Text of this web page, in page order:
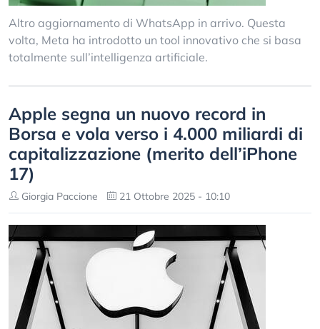
Altro aggiornamento di WhatsApp in arrivo. Questa
volta, Meta ha introdotto un tool innovativo che si basa
totalmente sull’intelligenza artificiale.
Apple segna un nuovo record in
Borsa e vola verso i 4.000 miliardi di
capitalizzazione (merito dell’iPhone
17)
Giorgia Paccione 21 Ottobre 2025 - 10:10